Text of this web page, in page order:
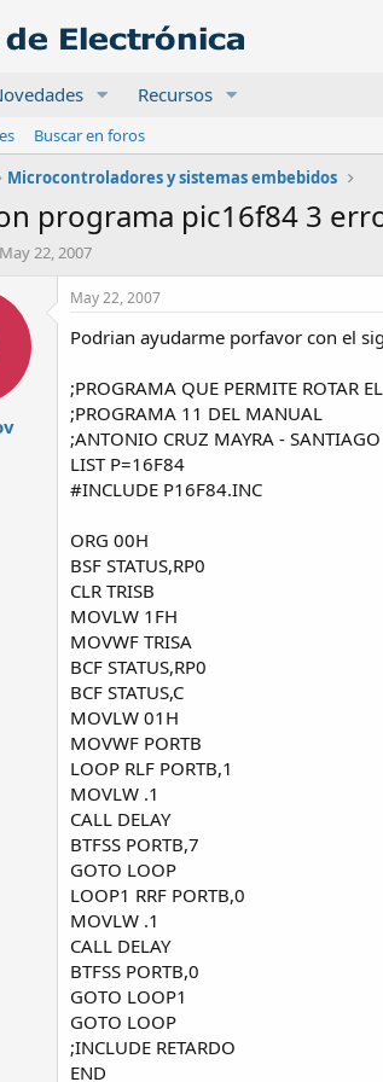
Recursos
Buscar en foros
Microcontroladores y sistemas embebidos
programa pic16f84 3
F
May 22, 2007
May 22, 2007
Podrian ayudarme porfavor con el
;PROGRAMA QUE PERMITE ROTAR
;PROGRAMA 11 DEL MANUAL
;ANTONIO CRUZ MAYRA -
LIST P=16F84
#INCLUDE P16F84.INC
ORG 00H
BSF STATUS,RP0
CLR TRISB
MOVLW 1FH
MOVWF TRISA
BCF STATUS,RP0
BCF STATUS,C
MOVLW 01H
MOVWF PORTB
LOOP RLF PORTB,1
MOVLW .1
CALL DELAY
BTFSS PORTB,7
GOTO LOOP
LOOP1 RRF PORTB,0
MOVLW .1
CALL DELAY
BTFSS PORTB,0
GOTO LOOP1
GOTO LOOP
;INCLUDE RETARDO
END